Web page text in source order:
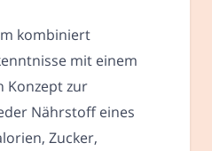
kombiniert
mit einem
Konzept zur
Nährstoff eines
Zucker,